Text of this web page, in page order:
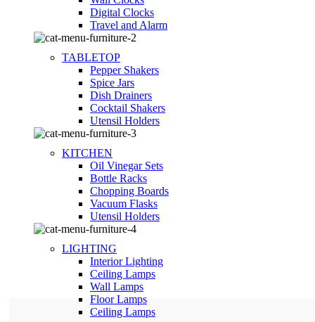
Digital Clocks
Travel and Alarm
TABLETOP
Pepper Shakers
Spice Jars
Dish Drainers
Сocktail Shakers
Utensil Holders
KITCHEN
Oil Vinegar Sets
Bottle Racks
Chopping Boards
Vacuum Flasks
Utensil Holders
LIGHTING
Interior Lighting
Ceiling Lamps
Wall Lamps
Floor Lamps
Ceiling Lamps